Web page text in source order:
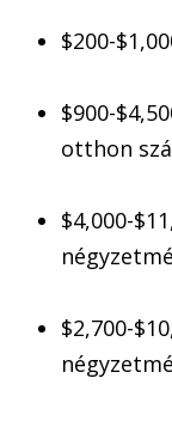
$200-
$900-
otthon
$4,000-
$2,700-